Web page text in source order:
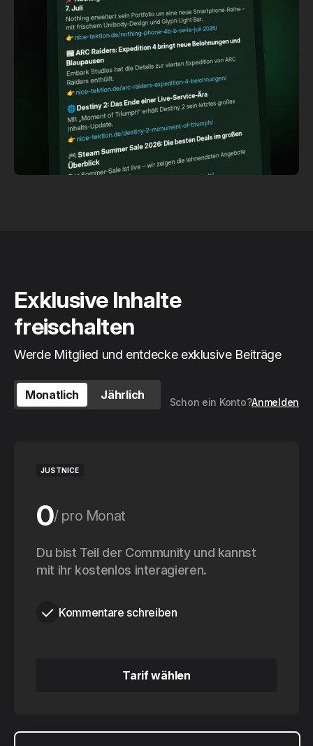
Exklusive Inhalte
freischalten
Werde Mitglied und entdecke exklusive Beiträge
Monatlich Jährlich
Schon ein Konto?Anmelden
JUSTNICE
0 pro Monat
0 pro Jahr
Du bist Teil der Community und kannst
mit ihr kostenlos interagieren.
Kommentare schreiben
Tarif wählen